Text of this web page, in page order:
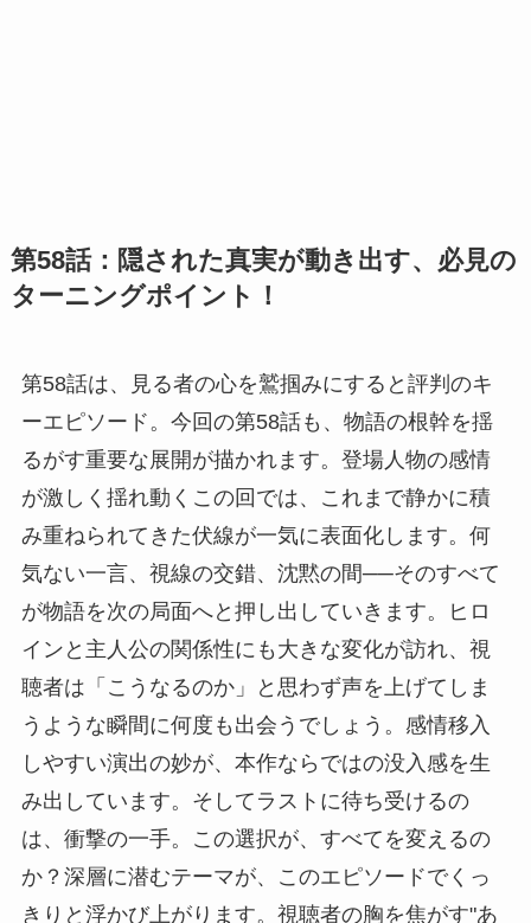
第58話：隠された真実が動き出す、必見の
ターニングポイント！
第58話は、見る者の心を鷲掴みにすると評判のキ
ーエピソード。今回の第58話も、物語の根幹を揺
るがす重要な展開が描かれます。登場人物の感情
が激しく揺れ動くこの回では、これまで静かに積
み重ねられてきた伏線が一気に表面化します。何
気ない一言、視線の交錯、沈黙の間──そのすべて
が物語を次の局面へと押し出していきます。ヒロ
インと主人公の関係性にも大きな変化が訪れ、視
聴者は「こうなるのか」と思わず声を上げてしま
うような瞬間に何度も出会うでしょう。感情移入
しやすい演出の妙が、本作ならではの没入感を生
み出しています。そしてラストに待ち受けるの
は、衝撃の一手。この選択が、すべてを変えるの
か？深層に潜むテーマが、このエピソードでくっ
きりと浮かび上がります。視聴者の胸を焦がす"あ